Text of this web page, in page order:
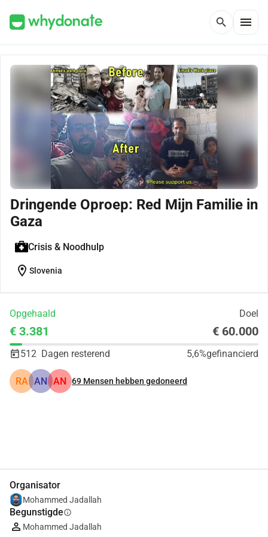
search menu
Dringende Oproep: Red Mijn Familie in
Gaza
Crisis & Noodhulp
location_on Slovenia
Opgehaald Doel
€ 3.381 € 60.000
512 Dagen resterend 5,6%gefinancierd
RA AN AN 69 Mensen hebben gedoneerd
Organisator
Mohammed Jadallah
Begunstigdeinfo
Mohammed Jadallah